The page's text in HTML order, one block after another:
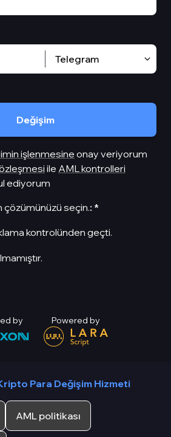
Telegram
Değişim
işlenmesine onay veriyorum
ile AML kontrolleri
ediyorum
çözümünüzü seçin.: *
kontrolünden geçti.
by Powered by
Para Değişim Hizmeti
AML politikası